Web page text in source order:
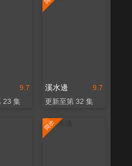
9.7
23 集
9.7
溪水邊
更新至第 32 集